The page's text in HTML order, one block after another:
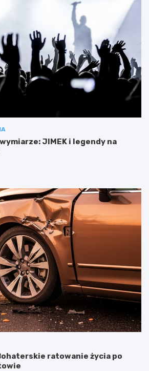
JIMEK i legendy na
ratowanie życia po